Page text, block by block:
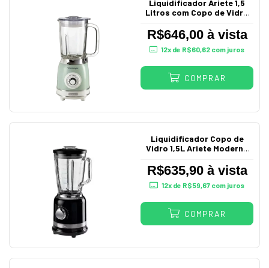
Liquidificador Ariete 1,5
Litros com Copo de Vidro
R$646,00 à vista
12x de R$60,62 com juros
COMPRAR
Liquidificador Copo de
Vidro 1,5L Ariete Moderna
R$635,90 à vista
12x de R$59,67com juros
COMPRAR